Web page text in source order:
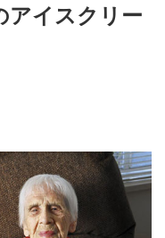
アイスクリー